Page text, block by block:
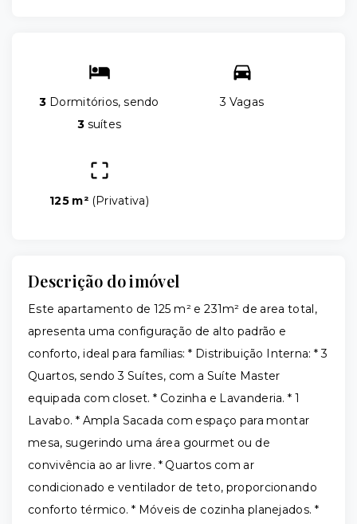
3 Dormitórios, sendo
3suítes
3 Vagas
125 m² (Privativa)
Descrição do imóvel
Este apartamento de 125 m² e 231m² de area total,
apresenta uma configuração de alto padrão e
conforto, ideal para famílias: * Distribuição Interna: * 3
Quartos, sendo 3 Suítes, com a Suíte Master
equipada com closet. * Cozinha e Lavanderia. * 1
Lavabo. * Ampla Sacada com espaço para montar
mesa, sugerindo uma área gourmet ou de
convivência ao ar livre. * Quartos com ar
condicionado e ventilador de teto, proporcionando
conforto térmico. * Móveis de cozinha planejados. *